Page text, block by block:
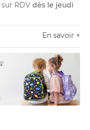
sur RDV dès le jeudi
En savoir +